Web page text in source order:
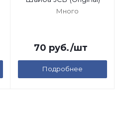
Много
70 руб./шт
Подробнее